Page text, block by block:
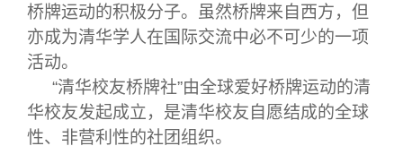
校友讲坛
实用信息
总会章程
制度法规
桥牌运动的积极分子。虽然桥牌来自西方，但
亦成为清华学人在国际交流中必不可少的一项
活动。
“清华校友桥牌社”由全球爱好桥牌运动的清
华校友发起成立，是清华校友自愿结成的全球
性、非营利性的社团组织。